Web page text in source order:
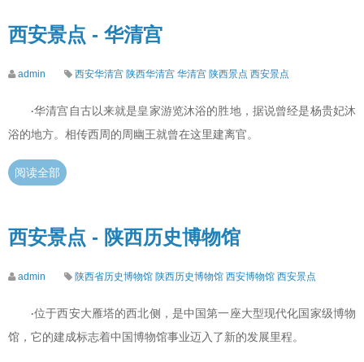
西安景点 - 华清宫
admin 西安华清宫 陕西华清宫 华清宫 陕西景点 西安景点
·华清宫自古以来就是皇家游览沐浴的胜地，据说曾经是杨贵妃沐
浴的地方。相传西周的周幽王就曾在这里建离官。
阅读全部
西安景点 - 陕西历史博物馆
admin 陕西省历史博物馆 陕西历史博物馆 西安博物馆 西安景点
·位于西安大雁塔的西北侧，是中国第一座大型现代化国家级博物
馆，它的建成标志着中国博物馆事业迈入了新的发展里程。